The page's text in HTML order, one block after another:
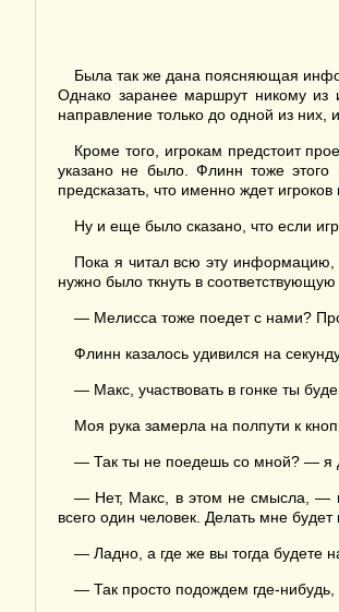
Была так же дана поясняющая
Однако заранее маршрут никому из
направление только до одной из них,
Кроме того, игрокам предстоит
указано не было. Флинн тоже этого
предсказать, что именно ждет
Ну и еще было сказано, что если
Пока я читал всю эту информацию,
нужно было ткнуть в
— Мелисса тоже поедет с нами?
Флинн казалось удивился на
— Макс, участвовать в гонке ты
Моя рука замерла на полпути к
— Так ты не поедешь со мной? — я
— Нет, Макс, в этом не смысла, —
всего один человек. Делать мне
— Ладно, а где же вы тогда будете
— Так просто подождем где-нибудь,